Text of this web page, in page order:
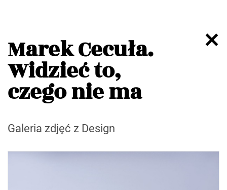
Marek Cecuła.
Widzieć to,
czego nie ma
Galeria zdjęć z Design